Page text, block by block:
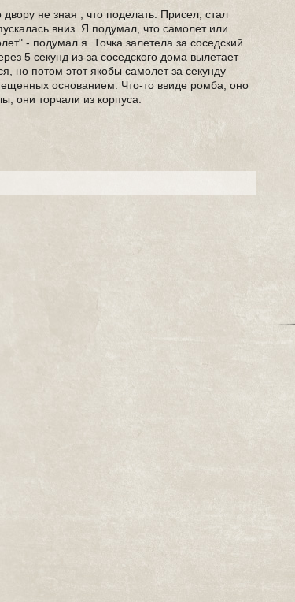
не зная , что поделать. Присел, стал
вниз. Я подумал, что самолет или
- подумал я. Точка залетела за соседский
5 секунд из-за соседского дома вылетает
но потом этот якобы самолет за секунду
основанием. Что-то ввиде ромба, оно
они торчали из корпуса.